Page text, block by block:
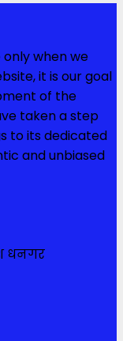
only when we
it is our goal
of the
taken a step
to its dedicated
and unbiased
धनगर